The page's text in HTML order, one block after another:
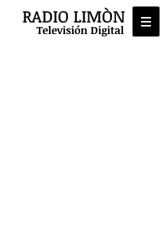
RADIO LIMÒN
Televisión Digital